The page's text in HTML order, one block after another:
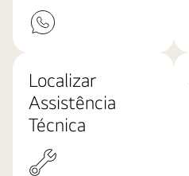
Localizar
Assistência
Técnica